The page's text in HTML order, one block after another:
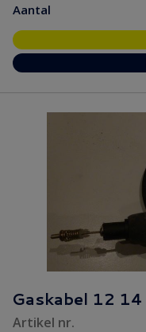
Aantal
Gaskabel 12 14
Artikel nr.